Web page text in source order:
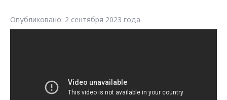
Опубликовано: 2 сентября 2023 года